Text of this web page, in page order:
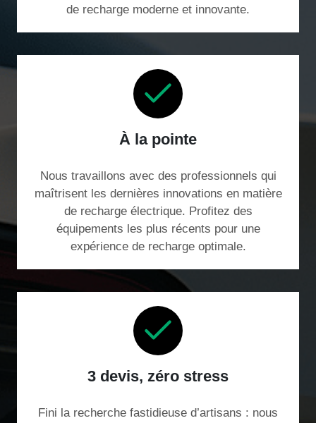
de recharge moderne et innovante.
À la pointe
Nous travaillons avec des professionnels qui
maîtrisent les dernières innovations en matière
de recharge électrique. Profitez des
équipements les plus récents pour une
expérience de recharge optimale.
3 devis, zéro stress
Fini la recherche fastidieuse d’artisans : nous